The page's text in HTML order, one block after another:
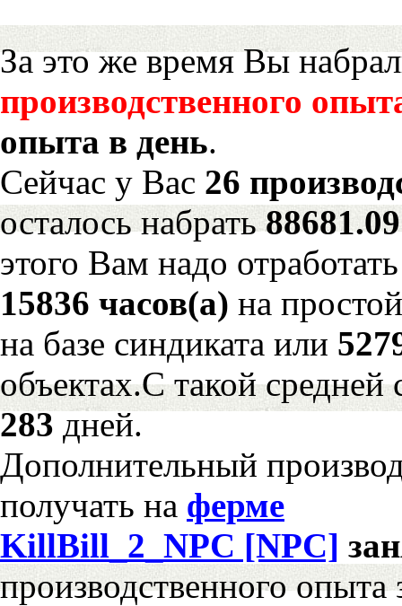
За это же время Вы
производственного
опыта в день.
Сейчас у Вас 26
осталось набрать
этого Вам надо отработать
15836 часов(а) на
на базе синдиката или
объектах.С такой средней
283дней.
Дополнительный
получать на ферме
KillBill_2_NPC [NPC]
производственного опыта